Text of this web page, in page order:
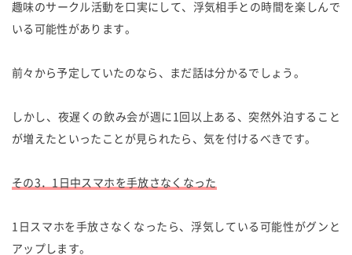
趣味のサークル活動を口実にして、浮気相手との時間を楽しんで
いる可能性があります。
前々から予定していたのなら、まだ話は分かるでしょう。
しかし、夜遅くの飲み会が週に1回以上ある、突然外泊すること
が増えたといったことが見られたら、気を付けるべきです。
その3．1日中スマホを手放さなくなった
1日スマホを手放さなくなったら、浮気している可能性がグンと
アップします。